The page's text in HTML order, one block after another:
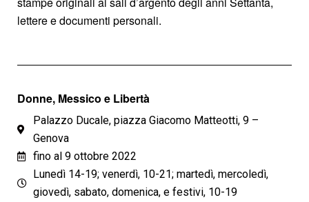
lettere e documenti personali.
Donne, Messico e Libertà
Palazzo Ducale, piazza Giacomo Matteotti, 9 –
Genova
fino al 9 ottobre 2022
Lunedì 14-19; venerdì, 10-21; martedì, mercoledì,
giovedì, sabato, domenica, e festivi, 10-19